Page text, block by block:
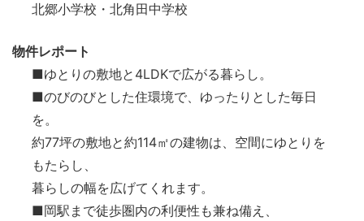
北郷小学校・北角田中学校
物件レポート
■ゆとりの敷地と4LDKで広がる暮らし。
■のびのびとした住環境で、ゆったりとした毎日
を。
約77坪の敷地と約114㎡の建物は、空間にゆとりを
もたらし、
暮らしの幅を広げてくれます。
■岡駅まで徒歩圏内の利便性も兼ね備え、